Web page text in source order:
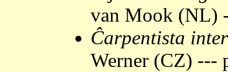
van Mook (NL)
Ĉarpentista
Werner (CZ) ---